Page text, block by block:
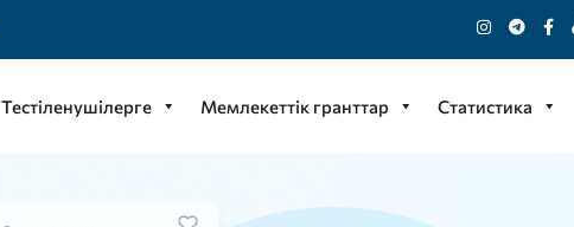
Тестіленушілерге Мемлекеттік гранттар Статистика